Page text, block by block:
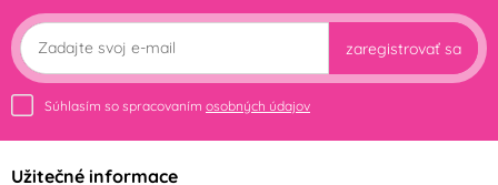
zaregistrovať sa
Súhlasím so spracovaním osobných údajov
Užitečné informace